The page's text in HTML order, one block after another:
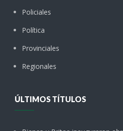
Policiales
Política
Provinciales
Regionales
ÚLTIMOS TÍTULOS